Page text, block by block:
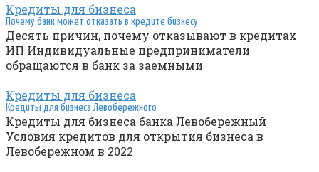
Кредиты для бизнеса
Почему банк может отказать в кредите бизнесу
Десять причин, почему отказывают в кредитах
ИП Индивидуальные предприниматели
обращаются в банк за заемными
Кредиты для бизнеса
Кредиты для бизнеса Левобережного
Кредиты для бизнеса банка Левобережный
Условия кредитов для открытия бизнеса в
Левобережном в 2022